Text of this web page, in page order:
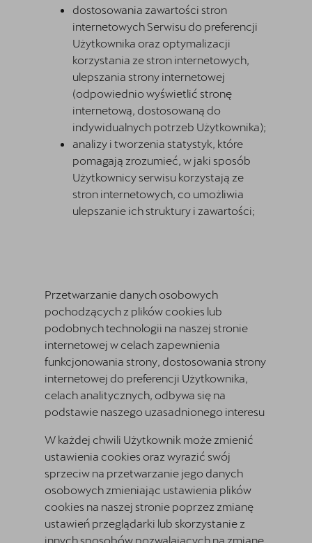
dostosowania zawartości stron
internetowych Serwisu do preferencji
Użytkownika oraz optymalizacji
korzystania ze stron internetowych,
ulepszania strony internetowej
(odpowiednio wyświetlić stronę
internetową, dostosowaną do
indywidualnych potrzeb Użytkownika);
analizy i tworzenia statystyk, które
pomagają zrozumieć, w jaki sposób
Użytkownicy serwisu korzystają ze
stron internetowych, co umożliwia
ulepszanie ich struktury i zawartości;
Przetwarzanie danych osobowych
pochodzących z plików cookies lub
podobnych technologii na naszej stronie
internetowej w celach zapewnienia
funkcjonowania strony, dostosowania strony
internetowej do preferencji Użytkownika,
celach analitycznych, odbywa się na
podstawie naszego uzasadnionego interesu
W każdej chwili Użytkownik może zmienić
ustawienia cookies oraz wyrazić swój
sprzeciw na przetwarzanie jego danych
osobowych zmieniając ustawienia plików
cookies na naszej stronie poprzez zmianę
ustawień przeglądarki lub skorzystanie z
innych sposobów pozwalających na zmianę